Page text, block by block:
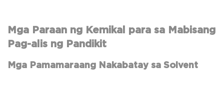
Mga Paraan ng Kemikal para sa Mabisang
Pag-alis ng Pandikit
Mga Pamamaraang Nakabatay sa Solvent